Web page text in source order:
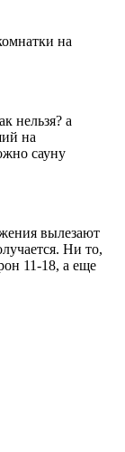
на
нельзя? а
на
сауну
вылезают
Ни то,
11-18, а еще